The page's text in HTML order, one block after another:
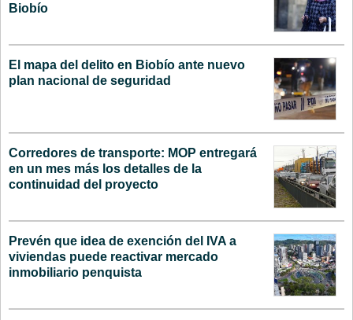
Biobío
El mapa del delito en Biobío ante nuevo
plan nacional de seguridad
Corredores de transporte: MOP entregará
en un mes más los detalles de la
continuidad del proyecto
Prevén que idea de exención del IVA a
viviendas puede reactivar mercado
inmobiliario penquista